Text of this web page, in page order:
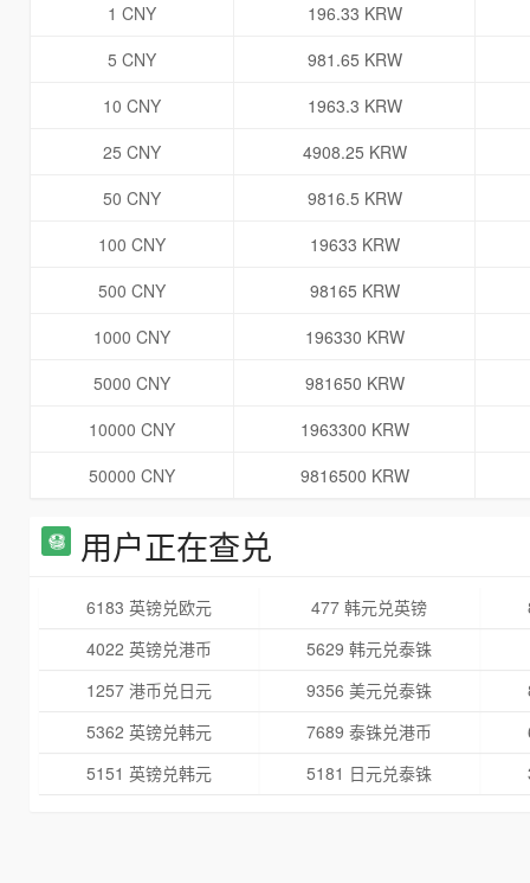
1 CNY
196.33 KRW
5 CNY
981.65 KRW
10 CNY
1963.3 KRW
25 CNY
4908.25 KRW
50 CNY
9816.5 KRW
100 CNY
19633 KRW
500 CNY
98165 KRW
1000 CNY
196330 KRW
5000 CNY
981650 KRW
10000 CNY
1963300 KRW
50000 CNY
9816500 KRW
用户正在查兑
6183 英镑兑欧元 477 韩元兑英镑
4022 英镑兑港币
5629 韩元兑泰铢
1257 港币兑日元
9356 美元兑泰铢
5362 英镑兑韩元
7689 泰铢兑港币
5151 英镑兑韩元
5181 日元兑泰铢